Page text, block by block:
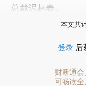
总裁迟林春。
本文共
登录 后
财新通会
可畅读全